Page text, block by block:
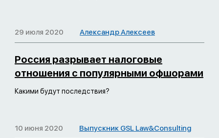
29 июля 2020 Александр Алексеев
Россия разрывает налоговые
отношения с популярными офшорами
Какими будут последствия?
10 июня 2020 Выпускник GSL Law&Consulting